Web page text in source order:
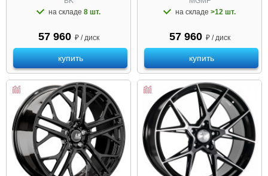
на складе 8 шт.
57 960 ₽ / диск
купить
на складе >12 шт.
57 960 ₽ / диск
купить